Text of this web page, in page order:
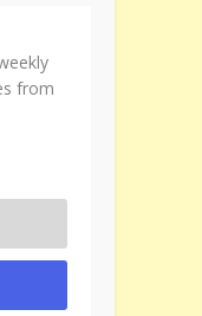
from